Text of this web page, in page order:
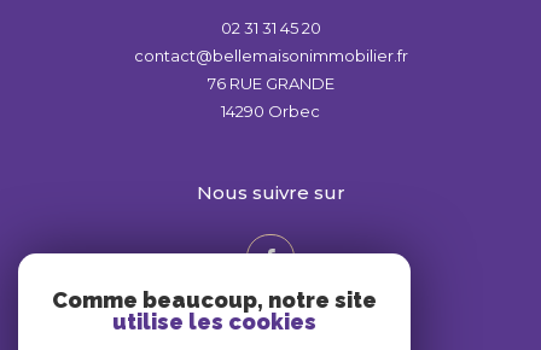
02 31 31 45 20
contact@bellemaisonimmobilier.fr
76 RUE GRANDE
14290
Orbec
nous suivre sur
Comme beaucoup, notre site
utilise les cookies